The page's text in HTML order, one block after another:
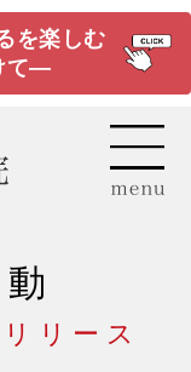
を楽しむ
て―
リース